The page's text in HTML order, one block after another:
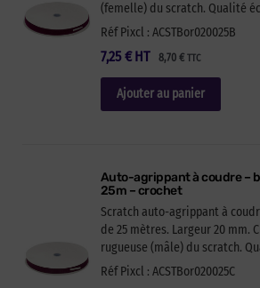
(femelle) du scratch. Qualité
Réf Pixcl : ACSTBor020025B
7,25 € 8,70 €TTC
HT
Ajouter au panier
Auto-agrippant à coudre –
25m – crochet
Scratch auto-agrippant à
de 25 mètres. Largeur 20 mm.
rugueuse (mâle) du scratch.
Réf Pixcl : ACSTBor020025C